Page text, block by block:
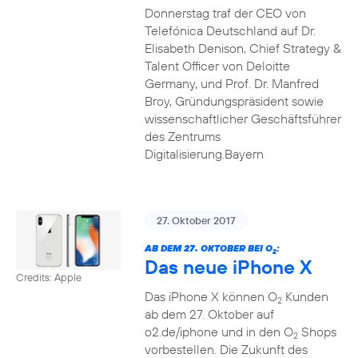
Donnerstag traf der CEO von
Telefónica Deutschland auf Dr.
Elisabeth Denison, Chief Strategy &
Talent Officer von Deloitte
Germany, und Prof. Dr. Manfred
Broy, Gründungspräsident sowie
wissenschaftlicher Geschäftsführer
des Zentrums
Digitalisierung.Bayern
Credits: Apple
27. Oktober 2017
AB DEM 27. OKTOBER BEI O2:
Das neue iPhone X
Das iPhone X können O2Kunden
ab dem 27. Oktober auf
o2.de/iphone und in den O2Shops
vorbestellen. Die Zukunft des